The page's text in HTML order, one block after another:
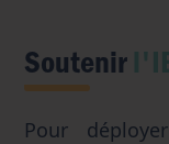
Soutenir
Pour